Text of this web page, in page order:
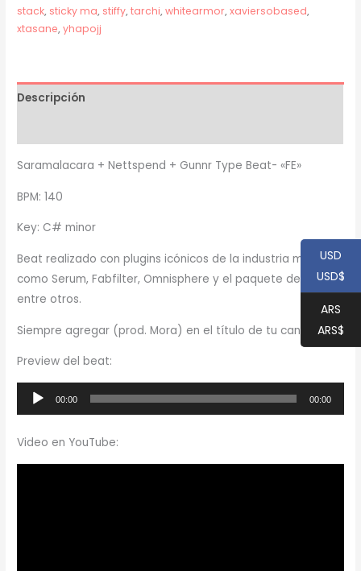
stack, sticky ma, stiffy,tarchi,whitearmor,xaviersobased,
xtasane,yhapojj
Descripción
Saramalacara + Nettspend + Gunnr Type Beat- «FE»
BPM: 140
Key: C# minor
Beat realizado con plugins icónicos de la industria musical,
como Serum, Fabfilter, Omnisphere y el paquete de Waves,
entre otros.
Siempre agregar (prod. Mora) en el título de tu canción
Preview del beat:
Reproductor
de
00:00 00:00
Video en YouTube:
USD
USD$
ARS
ARS$